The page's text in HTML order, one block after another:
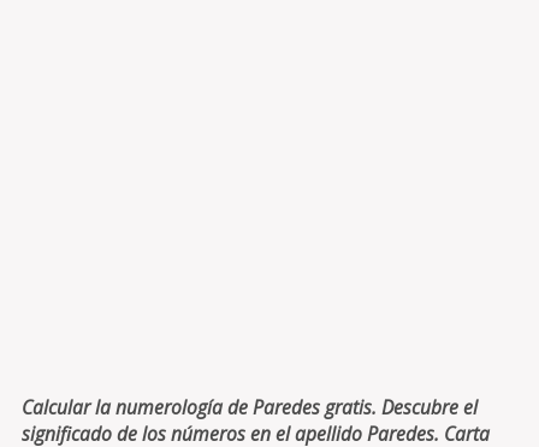
Calcular la numerología de Paredes gratis. Descubre el
significado de los números en el apellido Paredes. Carta